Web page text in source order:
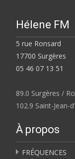
Hélene FM
5 rue Ronsard
17700 Surgères
05 46 07 13 51
89.0 Surgères /
102.9 Saint-Jean-
À propos
FRÉQUENCES